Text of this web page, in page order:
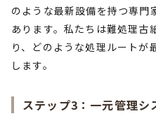
のような最新設備を持つ専門
あります。私たちは難処理古
り、どのような処理ルートが
します。
ステップ3：一元管理シ